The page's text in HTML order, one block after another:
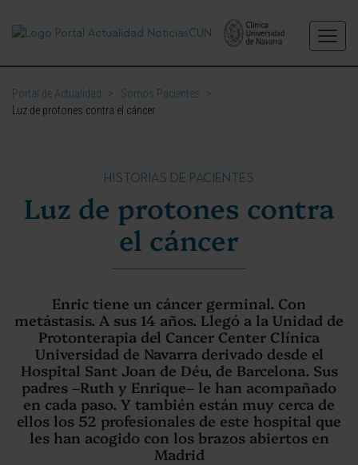
Portal de Actualidad > Somos Pacientes
>
Luz de protones contra el cáncer
HISTORIAS DE PACIENTES
Luz de protones contra
el cáncer
Enric tiene un cáncer germinal. Con
metástasis. A sus 14 años. Llegó a la Unidad de
Protonterapia del Cancer Center Clínica
Universidad de Navarra derivado desde el
Hospital Sant Joan de Déu, de Barcelona. Sus
padres –Ruth y Enrique– le han acompañado
en cada paso. Y también están muy cerca de
ellos los 52 profesionales de este hospital que
les han acogido con los brazos abiertos en
Madrid